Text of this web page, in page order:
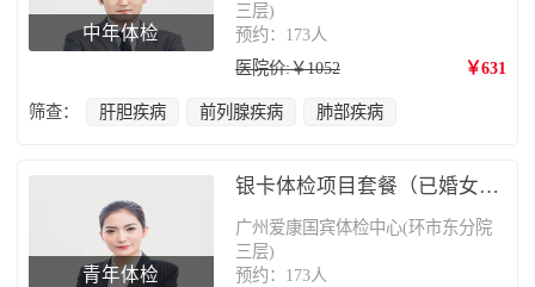
中年体检
三层)
预约：173人
医院价:￥1052
￥631
筛查： 肝胆疾病 前列腺疾病 肺部疾病
青年体检
银卡体检项目套餐（已婚女性）
广州爱康国宾体检中心(环市东分院
三层)
预约：173人